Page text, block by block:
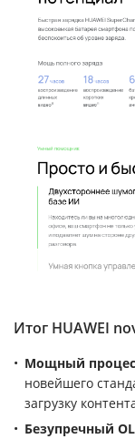
Итог HUAWEI
Мощный
новейшего
загрузку
Безупречный